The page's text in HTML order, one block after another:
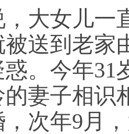
大女儿一
被送到老家
。今年
的妻子相
次年9月